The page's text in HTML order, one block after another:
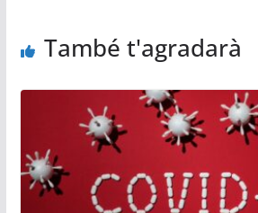
També t'agradarà